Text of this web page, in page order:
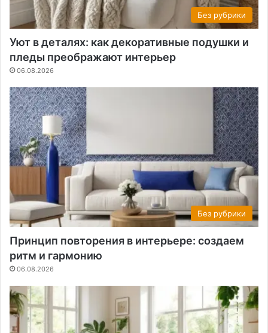
Без рубрики
Уют в деталях: как декоративные подушки и
пледы преображают интерьер
06.08.2026
Без рубрики
Принцип повторения в интерьере: создаем
ритм и гармонию
06.08.2026